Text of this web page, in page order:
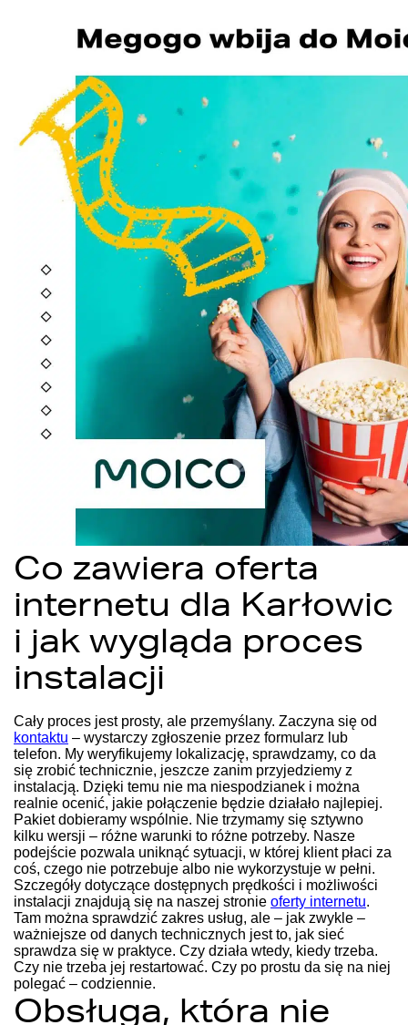
Co zawiera oferta
internetu dla Karłowic
i jak wygląda proces
instalacji
Cały proces jest prosty, ale przemyślany. Zaczyna się od
kontaktu – wystarczy zgłoszenie przez formularz lub
telefon. My weryfikujemy lokalizację, sprawdzamy, co da
się zrobić technicznie, jeszcze zanim przyjedziemy z
instalacją. Dzięki temu nie ma niespodzianek i można
realnie ocenić, jakie połączenie będzie działało najlepiej.
Pakiet dobieramy wspólnie. Nie trzymamy się sztywno
kilku wersji – różne warunki to różne potrzeby. Nasze
podejście pozwala uniknąć sytuacji, w której klient płaci za
coś, czego nie potrzebuje albo nie wykorzystuje w pełni.
Szczegóły dotyczące dostępnych prędkości i możliwości
instalacji znajdują się na naszej stronie oferty internetu.
Tam można sprawdzić zakres usług, ale – jak zwykle –
ważniejsze od danych technicznych jest to, jak sieć
sprawdza się w praktyce. Czy działa wtedy, kiedy trzeba.
Czy nie trzeba jej restartować. Czy po prostu da się na niej
polegać – codziennie.
Obsługa, która nie